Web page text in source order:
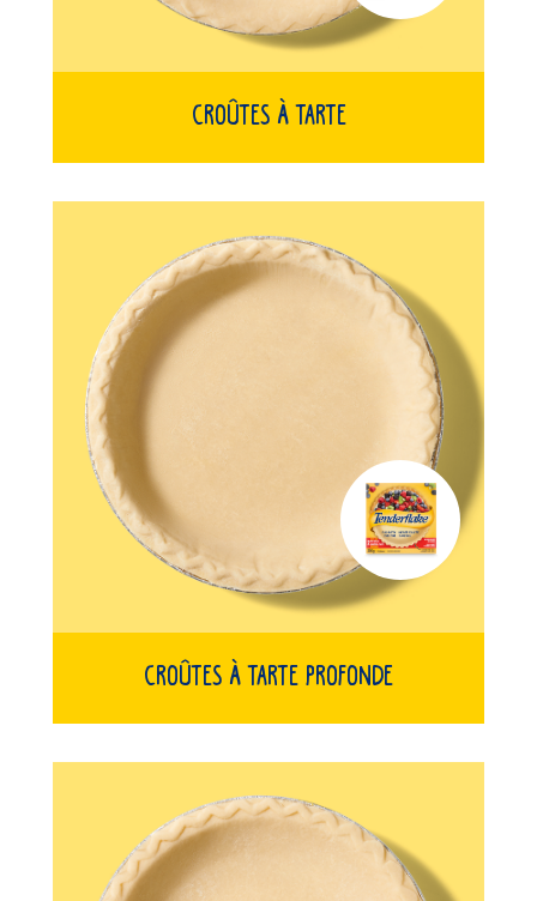
Croûtes À Tarte
Croûtes À Tarte Profonde